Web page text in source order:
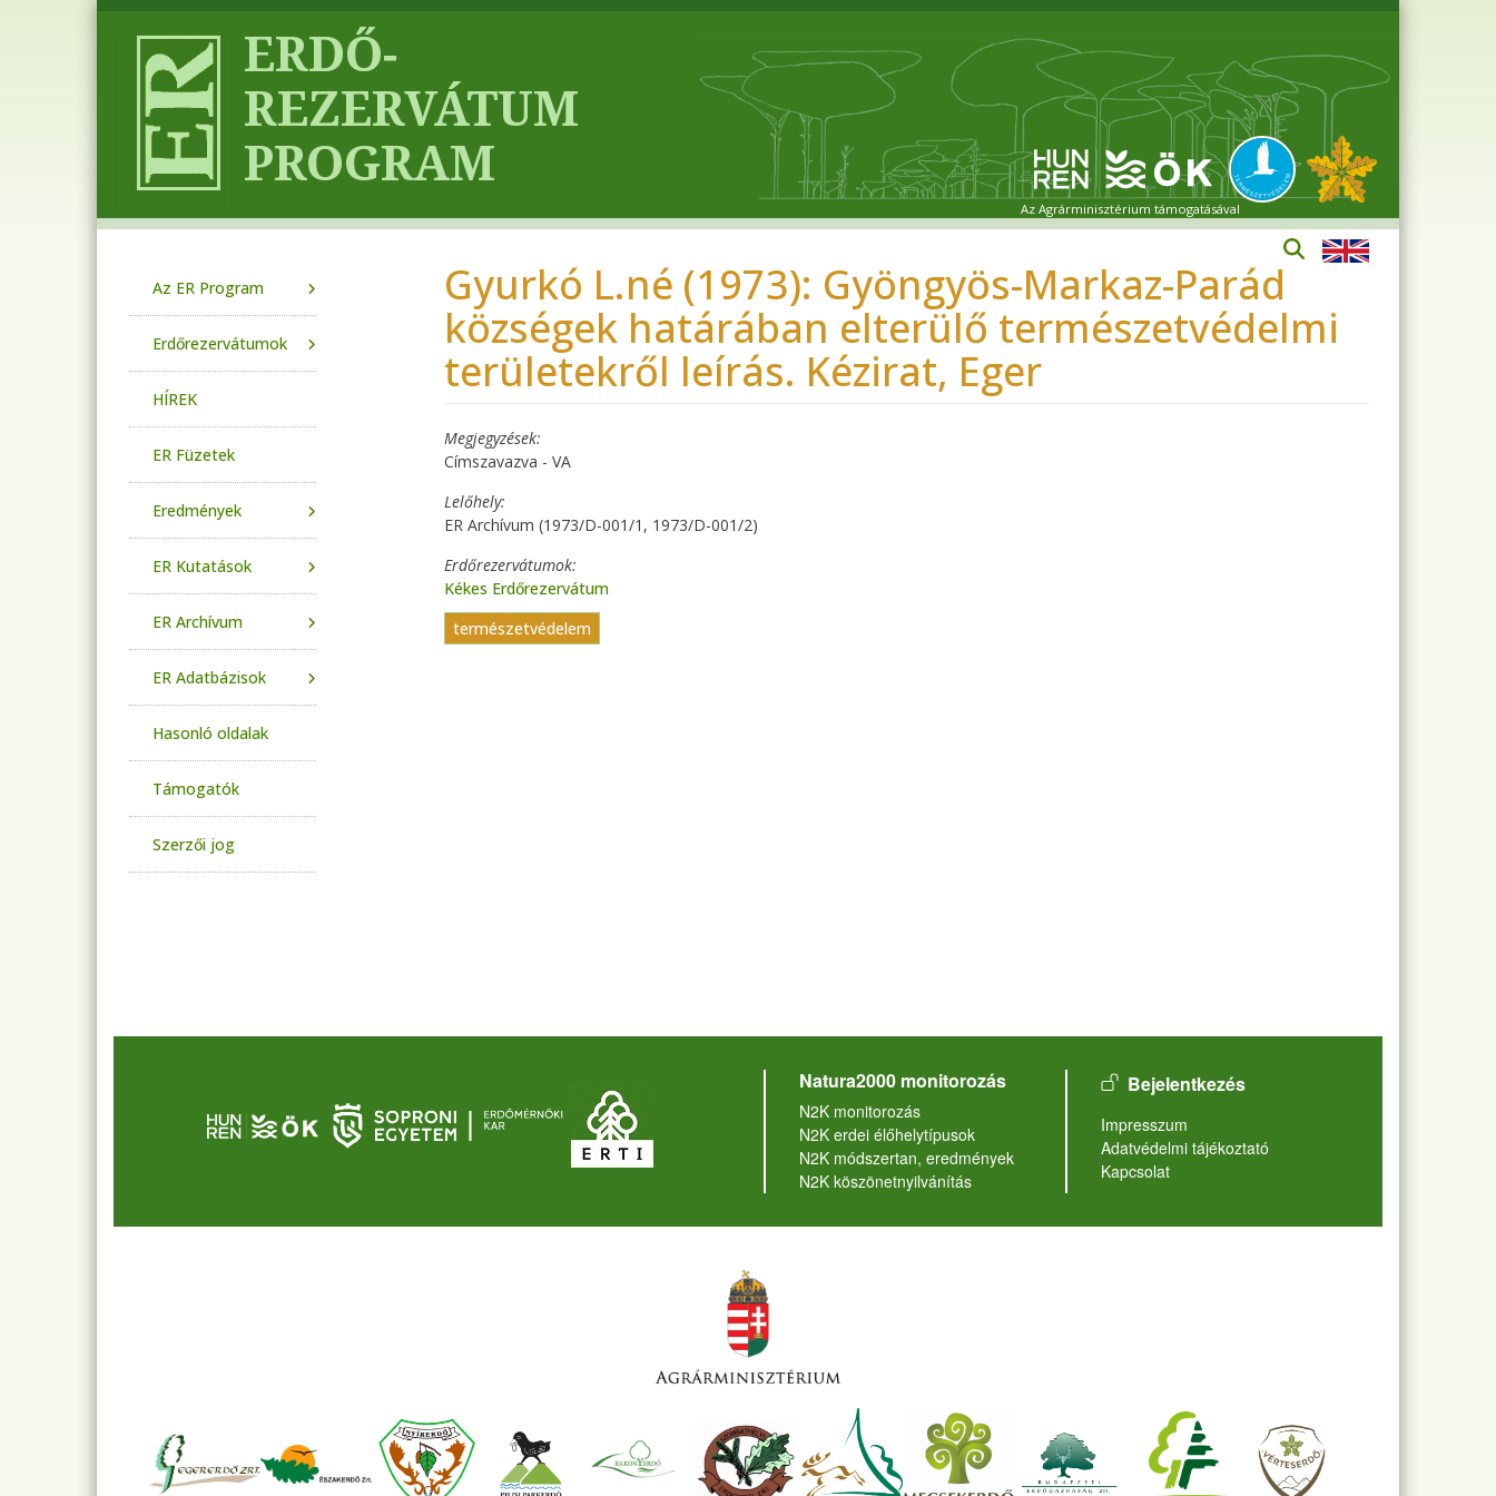
Az Agrárminisztérium támogatásával
Gyurkó L.né (1973): Gyöngyös-Markaz-Parád
községek határában elterülő természetvédelmi
területekről leírás. Kézirat, Eger
Megjegyzések
Címszavazva - VA
Lelőhely
ER Archívum (1973/D-001/1, 1973/D-001/2)
Erdőrezervátumok
Kékes Erdőrezervátum
természetvédelem
Az ER Program
Erdőrezervátumok
HÍREK
ER Füzetek
Eredmények
ER Kutatások
ER Archívum
ER Adatbázisok
Hasonló oldalak
Támogatók
Szerzői jog
Natura2000 monitorozás
N2K monitorozás
N2K erdei élőhelytípusok
N2K módszertan, eredmények
N2K köszönetnyilvánítás
User account menu
Bejelentkezés
Lábléc
Impresszum
Adatvédelmi tájékoztató
Kapcsolat